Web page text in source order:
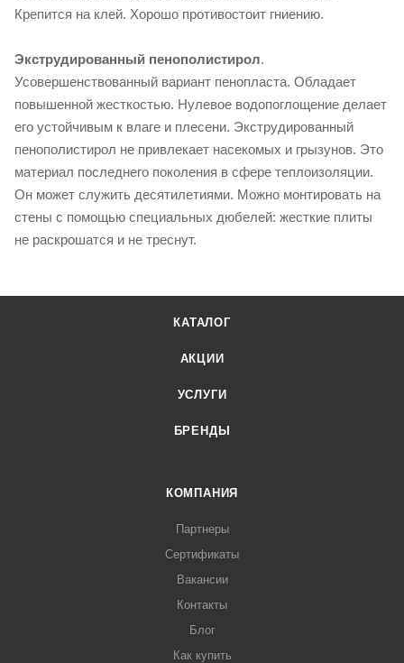
Крепится на клей. Хорошо противостоит гниению.
Экструдированный пенополистирол.
Усовершенствованный вариант пенопласта. Обладает
повышенной жесткостью. Нулевое водопоглощение делает
его устойчивым к влаге и плесени. Экструдированный
пенополистирол не привлекает насекомых и грызунов. Это
материал последнего поколения в сфере теплоизоляции.
Он может служить десятилетиями. Можно монтировать на
стены с помощью специальных дюбелей: жесткие плиты
не раскрошатся и не треснут.
КАТАЛОГ
АКЦИИ
УСЛУГИ
БРЕНДЫ
КОМПАНИЯ
Партнеры
Сертификаты
Вакансии
Контакты
Блог
Как купить